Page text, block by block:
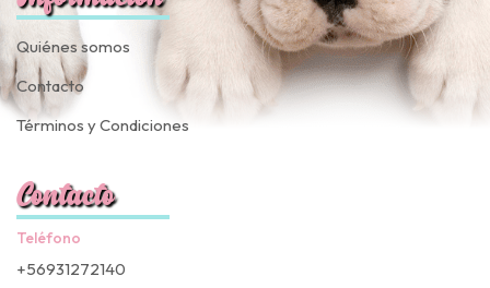
Quiénes somos
Contacto
Términos y Condiciones
Contacto
Teléfono
+56931272140